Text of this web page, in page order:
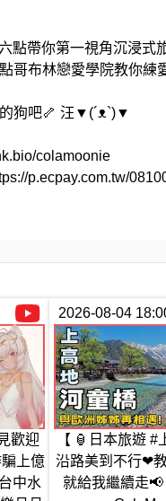
點帶你第一視角沉浸式
哥布林戀愛學院教你練
狗吧🦴 汪▼(´ᴥ`)▼
colamoonie
p.ecpay.com.tw/
的VTuber或Youtuber
之類的發言，否則會被
教主或拿神聖的教主互
#台V
歡迎
上億
中水
2026-08-04
【 🏮日本旅遊 #
沿路美到不行❤
就給我繼續走📢